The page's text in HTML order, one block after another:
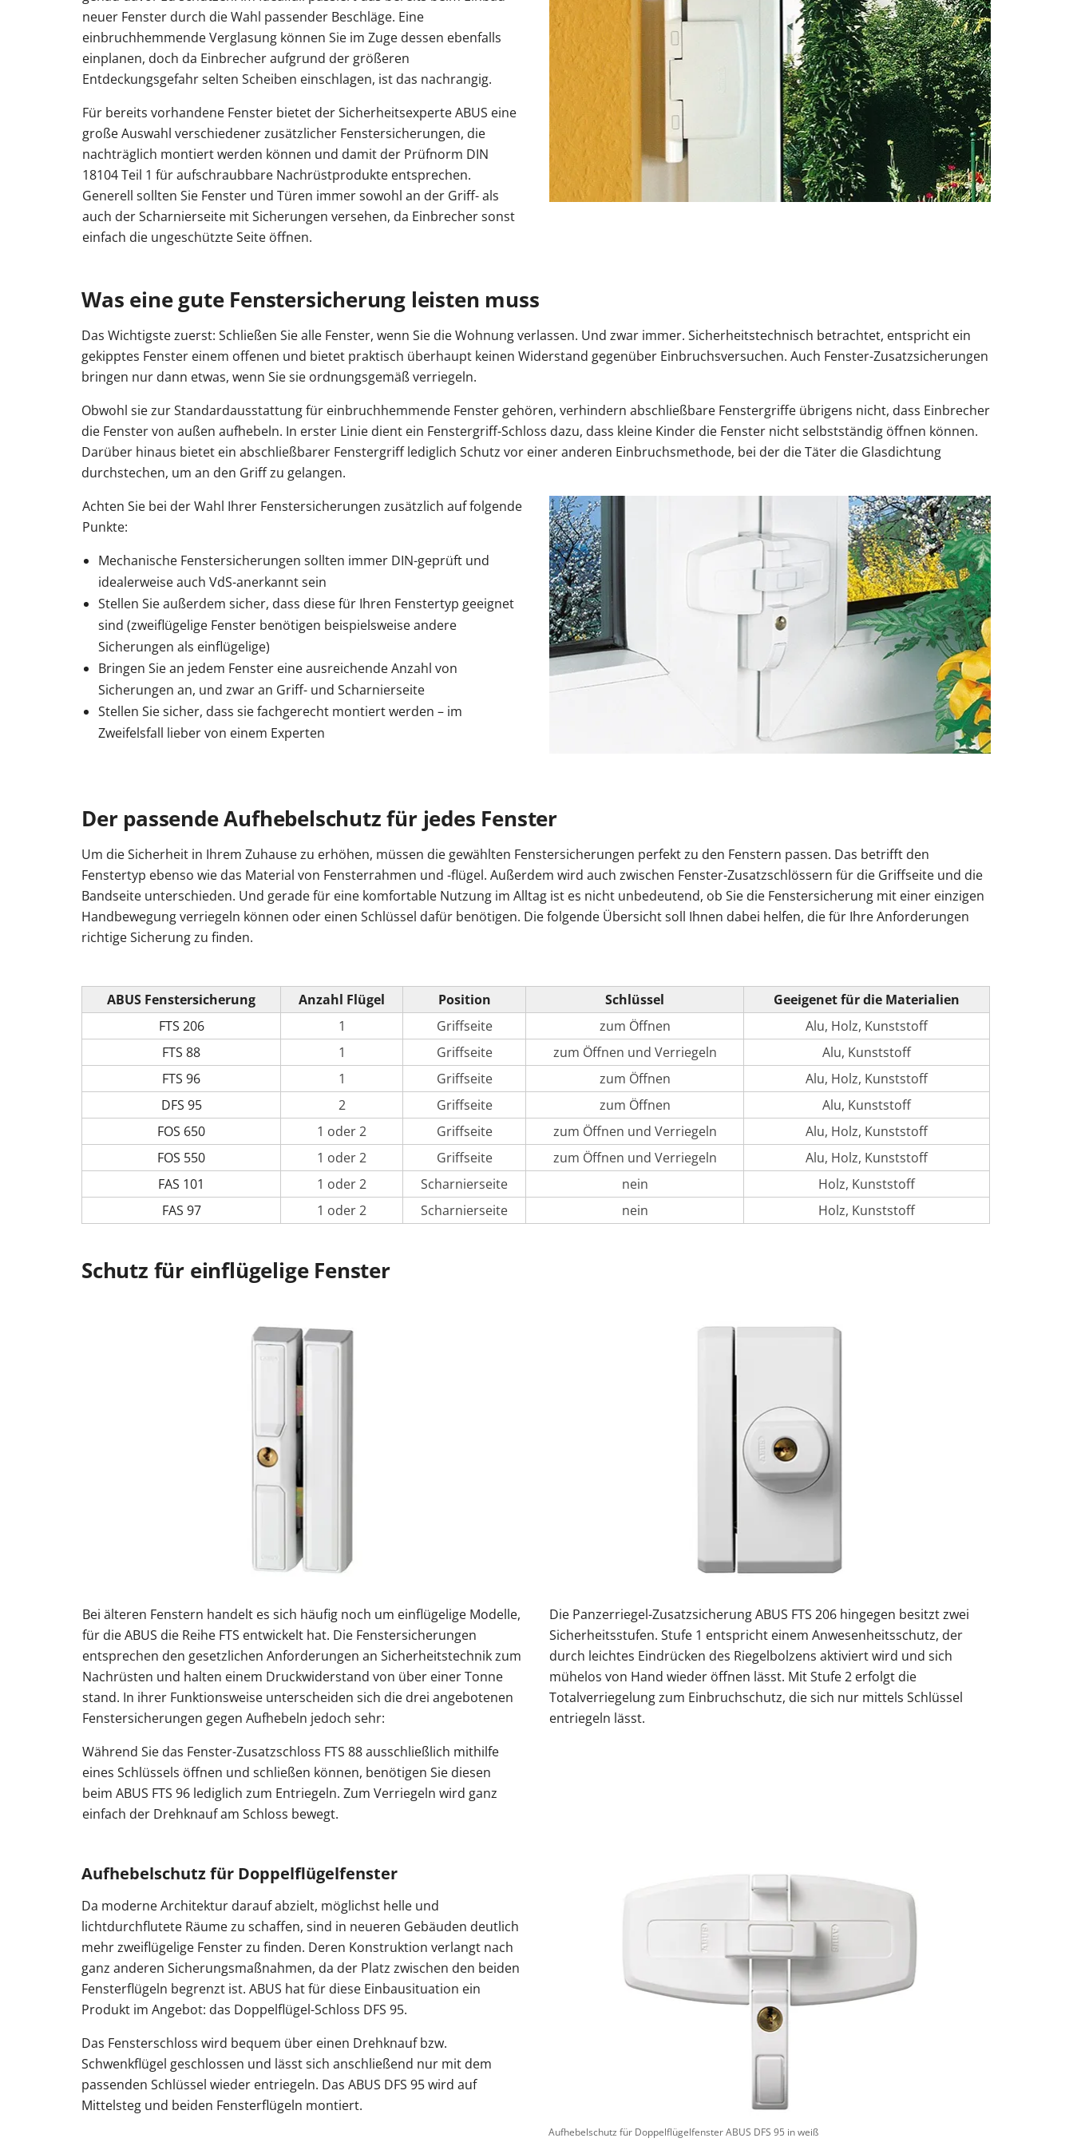
neuer Fenster durch die Wahl passender Beschläge. Eine
einbruchhemmende Verglasung können Sie im Zuge dessen ebenfalls
einplanen, doch da Einbrecher aufgrund der größeren
Entdeckungsgefahr selten Scheiben einschlagen, ist das nachrangig.
Für bereits vorhandene Fenster bietet der Sicherheitsexperte ABUS eine
große Auswahl verschiedener zusätzlicher Fenstersicherungen, die
nachträglich montiert werden können und damit der Prüfnorm DIN
18104 Teil 1 für aufschraubbare Nachrüstprodukte entsprechen.
Generell sollten Sie Fenster und Türen immer sowohl an der Griff- als
auch der Scharnierseite mit Sicherungen versehen, da Einbrecher sonst
einfach die ungeschützte Seite öffnen.
Was eine gute Fenstersicherung leisten muss
Das Wichtigste zuerst: Schließen Sie alle Fenster, wenn Sie die Wohnung verlassen. Und zwar immer. Sicherheitstechnisch betrachtet, entspricht ein
gekipptes Fenster einem offenen und bietet praktisch überhaupt keinen Widerstand gegenüber Einbruchsversuchen. Auch Fenster-Zusatzsicherungen
bringen nur dann etwas, wenn Sie sie ordnungsgemäß verriegeln.
Obwohl sie zur Standardausstattung für einbruchhemmende Fenster gehören, verhindern abschließbare Fenstergriffe übrigens nicht, dass Einbrecher
die Fenster von außen aufhebeln. In erster Linie dient ein Fenstergriff-Schloss dazu, dass kleine Kinder die Fenster nicht selbstständig öffnen können.
Darüber hinaus bietet ein abschließbarer Fenstergriff lediglich Schutz vor einer anderen Einbruchsmethode, bei der die Täter die Glasdichtung
durchstechen, um an den Griff zu gelangen.
Achten Sie bei der Wahl Ihrer Fenstersicherungen zusätzlich auf folgende
Punkte:
Mechanische Fenstersicherungen sollten immer DIN-geprüft und
idealerweise auch VdS-anerkannt sein
Stellen Sie außerdem sicher, dass diese für Ihren Fenstertyp geeignet
sind (zweiflügelige Fenster benötigen beispielsweise andere
Sicherungen als einflügelige)
Bringen Sie an jedem Fenster eine ausreichende Anzahl von
Sicherungen an, und zwar an Griff- und Scharnierseite
Stellen Sie sicher, dass sie fachgerecht montiert werden – im
Zweifelsfall lieber von einem Experten
Der passende Aufhebelschutz für jedes Fenster
Um die Sicherheit in Ihrem Zuhause zu erhöhen, müssen die gewählten Fenstersicherungen perfekt zu den Fenstern passen. Das betrifft den
Fenstertyp ebenso wie das Material von Fensterrahmen und -flügel. Außerdem wird auch zwischen Fenster-Zusatzschlössern für die Griffseite und die
Bandseite unterschieden. Und gerade für eine komfortable Nutzung im Alltag ist es nicht unbedeutend, ob Sie die Fenstersicherung mit einer einzigen
Handbewegung verriegeln können oder einen Schlüssel dafür benötigen. Die folgende Übersicht soll Ihnen dabei helfen, die für Ihre Anforderungen
richtige Sicherung zu finden.
ABUS Fenstersicherung Anzahl Flügel Position Schlüssel
Geeigenet für die Materialien
FTS 206
1 Griffseite zum Öffnen
Alu, Holz, Kunststoff
FTS 88
1 Griffseite zum Öffnen und Verriegeln
Alu, Kunststoff
FTS 96
1 Griffseite zum Öffnen
Alu, Holz, Kunststoff
DFS 95
2 Griffseite zum Öffnen
Alu, Kunststoff
FOS 650
1 oder 2 Griffseite zum Öffnen und Verriegeln
Alu, Holz, Kunststoff
FOS 550
1 oder 2 Griffseite zum Öffnen und Verriegeln
Alu, Holz, Kunststoff
FAS 101
1 oder 2 Scharnierseite nein
Holz, Kunststoff
FAS 97
1 oder 2 Scharnierseite nein Holz, Kunststoff
Schutz für einflügelige Fenster
Bei älteren Fenstern handelt es sich häufig noch um einflügelige Modelle,
für die ABUS die Reihe FTS entwickelt hat. Die Fenstersicherungen
entsprechen den gesetzlichen Anforderungen an Sicherheitstechnik zum
Nachrüsten und halten einem Druckwiderstand von über einer Tonne
stand. In ihrer Funktionsweise unterscheiden sich die drei angebotenen
Fenstersicherungen gegen Aufhebeln jedoch sehr:
Während Sie das Fenster-Zusatzschloss FTS 88 ausschließlich mithilfe
eines Schlüssels öffnen und schließen können, benötigen Sie diesen
beim ABUS FTS 96 lediglich zum Entriegeln. Zum Verriegeln wird ganz
einfach der Drehknauf am Schloss bewegt.
Die Panzerriegel-Zusatzsicherung ABUS FTS 206 hingegen besitzt zwei
Sicherheitsstufen. Stufe 1 entspricht einem Anwesenheitsschutz, der
durch leichtes Eindrücken des Riegelbolzens aktiviert wird und sich
mühelos von Hand wieder öffnen lässt. Mit Stufe 2 erfolgt die
Totalverriegelung zum Einbruchschutz, die sich nur mittels Schlüssel
entriegeln lässt.
Aufhebelschutz für Doppelflügelfenster
Da moderne Architektur darauf abzielt, möglichst helle und
lichtdurchflutete Räume zu schaffen, sind in neueren Gebäuden deutlich
mehr zweiflügelige Fenster zu finden. Deren Konstruktion verlangt nach
ganz anderen Sicherungsmaßnahmen, da der Platz zwischen den beiden
Fensterflügeln begrenzt ist. ABUS hat für diese Einbausituation ein
Produkt im Angebot: das Doppelflügel-Schloss DFS 95.
Das Fensterschloss wird bequem über einen Drehknauf bzw.
Schwenkflügel geschlossen und lässt sich anschließend nur mit dem
passenden Schlüssel wieder entriegeln. Das ABUS DFS 95 wird auf
Mittelsteg und beiden Fensterflügeln montiert.
Aufhebelschutz für Doppelflügelfenster ABUS DFS 95 in weiß